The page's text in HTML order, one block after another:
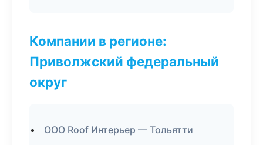
Компании в регионе:
Приволжский федеральный
округ
ООО Roof Интерьер — Тольятти